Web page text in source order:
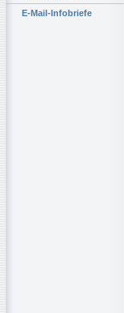
E-Mail-Infobriefe